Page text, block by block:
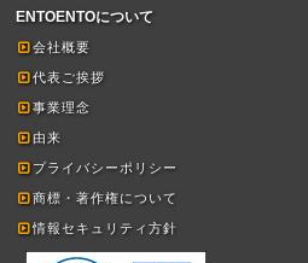
ENTOENTOについて
会社概要
代表ご挨拶
事業理念
由来
プライバシーポリシー
商標・著作権について
情報セキュリティ方針